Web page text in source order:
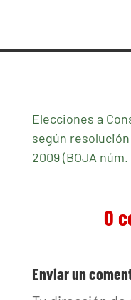
Elecciones a
según
2009 (BOJA núm.
0
Enviar un